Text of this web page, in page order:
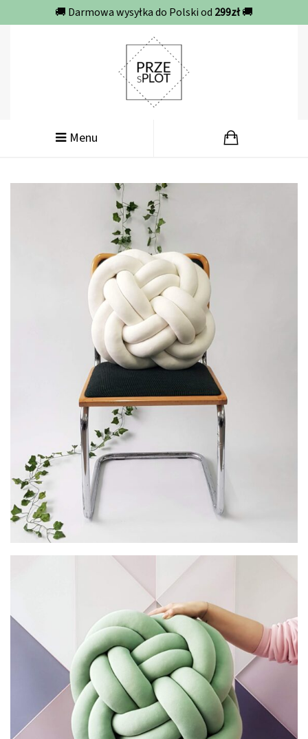
🚚 Darmowa wysyłka do Polski od 299zł🚚
Menu